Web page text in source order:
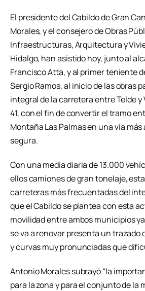
El presidente del Cabildo de Gran
Morales, y el consejero de Obras
Infraestructuras, Arquitectura y
Hidalgo, han asistido hoy, junto al
Francisco Atta, y al primer teniente
Sergio Ramos, al inicio de las obras
integral de la carretera entre Telde y
41, con el fin de convertir el tramo
Montaña Las Palmas en una vía
segura.
Con una media diaria de 13.000
ellos camiones de gran tonelaje,
carreteras más frecuentadas del
que el Cabildo se plantea con esta
movilidad entre ambos municipios
se va a renovar presenta un trazado
y curvas muy pronunciadas que
Antonio Morales subrayó “la
para la zona y para el conjunto de la